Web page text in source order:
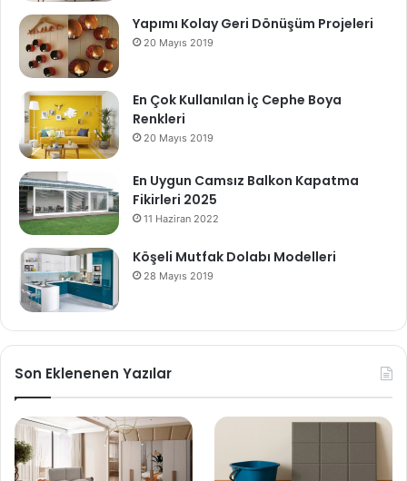
Yapımı Kolay Geri Dönüşüm Projeleri
20 Mayıs 2019
En Çok Kullanılan İç Cephe Boya
Renkleri
20 Mayıs 2019
En Uygun Camsız Balkon Kapatma
Fikirleri 2025
11 Haziran 2022
Köşeli Mutfak Dolabı Modelleri
28 Mayıs 2019
Son Eklenenen Yazılar